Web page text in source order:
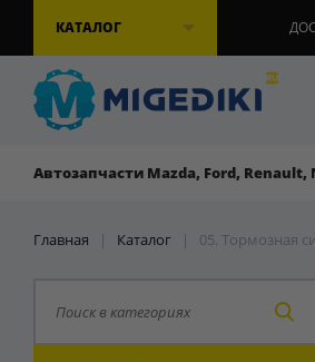
КАТАЛОГ
Автозапчасти Mazda, Ford, Renault,
Главная | Каталог | 05. Тормозная